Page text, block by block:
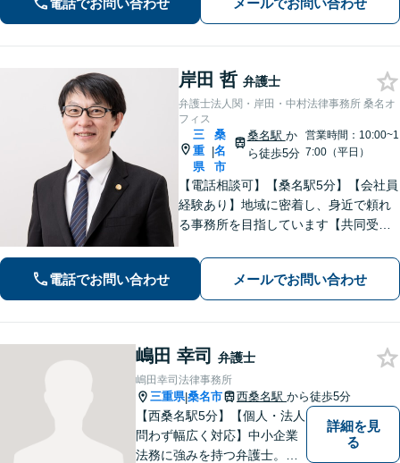
岸田 哲 弁護士
弁護士法人関・岸田・中村法律事務所 桑名オ
フィス
三
重
県
|
桑
名
市
桑名駅 か
ら徒歩5分
営業時間：10:00~1
7:00（平日）
【電話相談可】【桑名駅5分】【会社員
経験あり】地域に密着し、身近で頼れ
る事務所を目指しています【共同受任
全力を尽くします。一人で悩まず、お
気軽にご相談ください【夜間土日相談
可（要予約）】
電話でお問い合わせ メールでお問い合わせ
嶋田 幸司 弁護士
嶋田幸司法律事務所
三重県|桑名市 西桑名駅 から徒歩5分
【西桑名駅5分】【個人・法人
問わず幅広く対応】中小企業
法務に強みを持つ弁護士。個
詳細を見
る